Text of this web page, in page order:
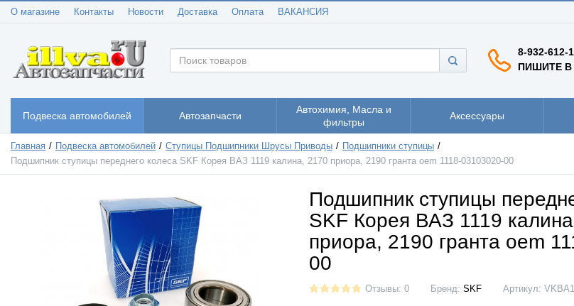
О магазине Контакты Новости Доставка Оплата ВАКАНСИЯ
8-932-612-
ПИШИТЕ В
Подвеска автомобилей Автозапчасти
Автохимия, Масла и
фильтры
Аксессуары
Главная Подвеска автомобилей Ступицы Подшипники Шрусы Приводы
Подшипники ступицы
Подшипник ступицы переднего колеса SKF Корея ВАЗ 1119 калина, 2170 приора, 2190 гранта oem 1118-03103020-00
Подшипник ступицы
SKF Корея ВАЗ 1119
приора, 2190 гранта oem
00
Отзывы: 0 Бренд: SKF Артикул: